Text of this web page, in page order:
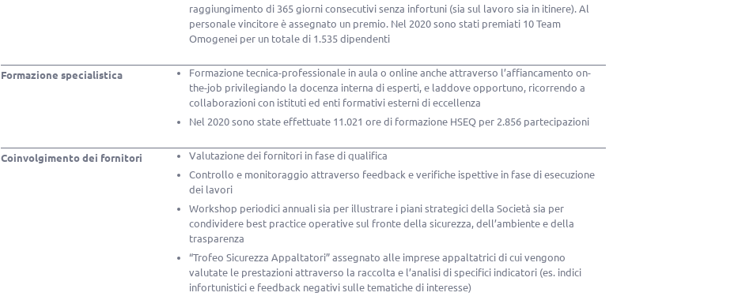
raggiungimento di 365 giorni consecutivi senza infortuni (sia sul lavoro sia in itinere). Al
personale vincitore è assegnato un premio. Nel 2020 sono stati premiati 10 Team
Omogenei per un totale di 1.535 dipendenti
Formazione specialistica
Formazione tecnica-professionale in aula o online anche attraverso l’affiancamento on-
the-job privilegiando la docenza interna di esperti, e laddove opportuno, ricorrendo a
collaborazioni con istituti ed enti formativi esterni di eccellenza
Nel 2020 sono state effettuate 11.021 ore di formazione HSEQ per 2.856 partecipazioni
Coinvolgimento dei fornitori
Valutazione dei fornitori in fase di qualifica
Controllo e monitoraggio attraverso feedback e verifiche ispettive in fase di esecuzione
dei lavori
Workshop periodici annuali sia per illustrare i piani strategici della Società sia per
condividere best practice operative sul fronte della sicurezza, dell’ambiente e della
trasparenza
“Trofeo Sicurezza Appaltatori” assegnato alle imprese appaltatrici di cui vengono
valutate le prestazioni attraverso la raccolta e l’analisi di specifici indicatori (es. indici
infortunistici e feedback negativi sulle tematiche di interesse)